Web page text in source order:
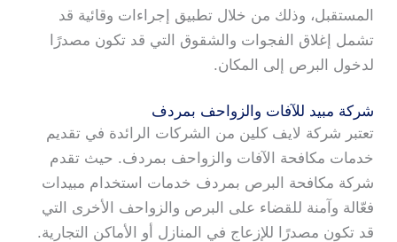
المستقبل، وذلك من خلال تطبيق إجراءات وقائية قد
تشمل إغلاق الفجوات والشقوق التي قد تكون مصدرًا
لدخول البرص إلى المكان.
شركة مبيد للآفات والزواحف بمردف
تعتبر شركة لايف كلين من الشركات الرائدة في تقديم
خدمات مكافحة الآفات والزواحف بمردف. حيث تقدم
شركة مكافحة البرص بمردف خدمات استخدام مبيدات
فعّالة وآمنة للقضاء على البرص والزواحف الأخرى التي
قد تكون مصدرًا للإزعاج في المنازل أو الأماكن التجارية.